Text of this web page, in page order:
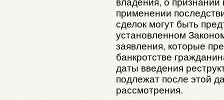
владения, о
применении
сделок могут быть
установленном
заявления, которые
банкротстве
даты введения
подлежат после этой
рассмотрения.